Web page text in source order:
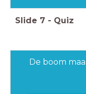
Slide 7 - Quiz
De boom